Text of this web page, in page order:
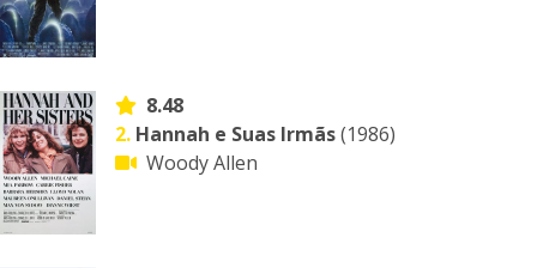
8.48
2. Hannah e Suas Irmãs(1986)
Woody Allen